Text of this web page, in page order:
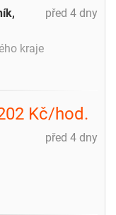
před 4 dny
kraje
Kč/hod.
před 4 dny